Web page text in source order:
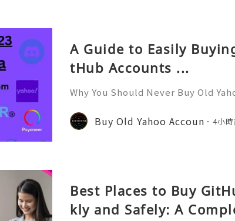
A Guide to Easily
tHub Accounts ...
Why You Should Never Buy Old
onal communication, business
ccount recovery. Because of
Buy Old Yahoo Accoun 4小
Best Places to Buy
kly and Safely: A